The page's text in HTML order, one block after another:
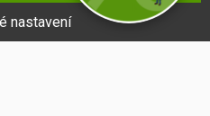
webu a jeho funkcí, které se
náš web nefungoval, např. by nebylo
nastavení